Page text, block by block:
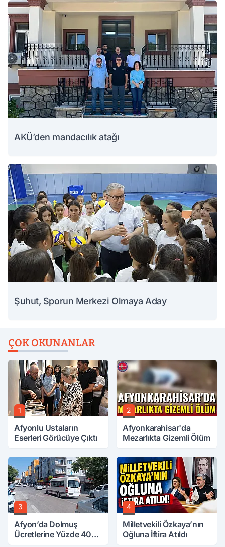
AKÜ’den mandacılık atağı
Şuhut, Sporun Merkezi Olmaya Aday
ÇOK OKUNANLAR
1
Afyonlu Ustaların
Eserleri Görücüye Çıktı
2
Afyonkarahisar'da
Mezarlıkta Gizemli Ölüm
3
Afyon’da Dolmuş
Ücretlerine Yüzde 40
4
Milletvekili Özkaya’nın
Oğluna İftira Atıldı